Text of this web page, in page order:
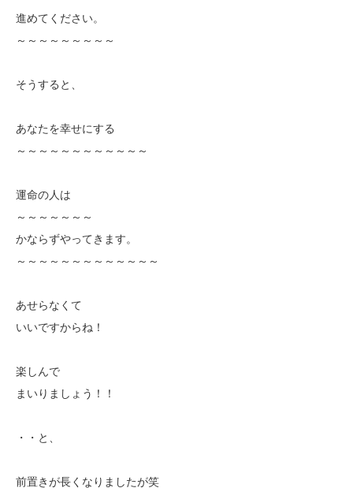
進めてください。
～～～～～～～～～
そうすると、
あなたを幸せにする
～～～～～～～～～～～～
運命の人は
～～～～～～～
かならずやってきます。
～～～～～～～～～～～～～
あせらなくて
いいですからね！
楽しんで
まいりましょう！！
・・と、
前置きが長くなりましたが笑